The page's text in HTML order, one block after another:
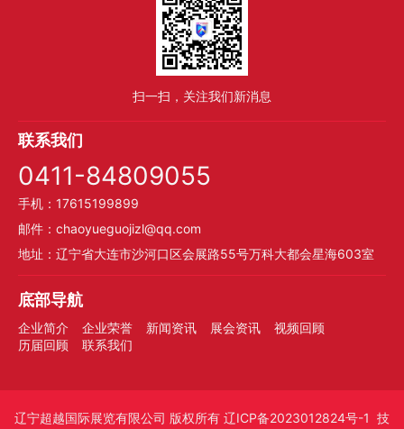
扫一扫，关注我们新消息
联系我们
0411-84809055
手机：17615199899
邮件：chaoyueguojizl@qq.com
地址：辽宁省大连市沙河口区会展路55号万科大都会星海603室
底部导航
企业简介 企业荣誉 新闻资讯 展会资讯
视频回顾
历届回顾
联系我们
辽宁超越国际展览有限公司 版权所有 辽ICP备2023012824号-1 技